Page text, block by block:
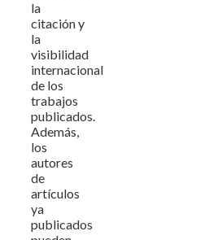
la
citación y
la
visibilidad
internacional
de los
trabajos
publicados.
Además,
los
autores
de
artículos
ya
publicados